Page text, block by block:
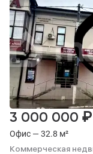
Офис — 32.8 м²
Коммерческая
3 000 000 ₽